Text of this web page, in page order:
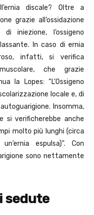
discale? Oltre a
grazie all’ossidazione
iniezione, l’ossigeno
In caso di ernia
infatti, si verifica
che grazie
la Lopes: “L’Ossigeno
locale e, di
Insomma,
si verificherebbe anche
molto più lunghi (circa
espulsa)”. Con
sono nettamente
sedute